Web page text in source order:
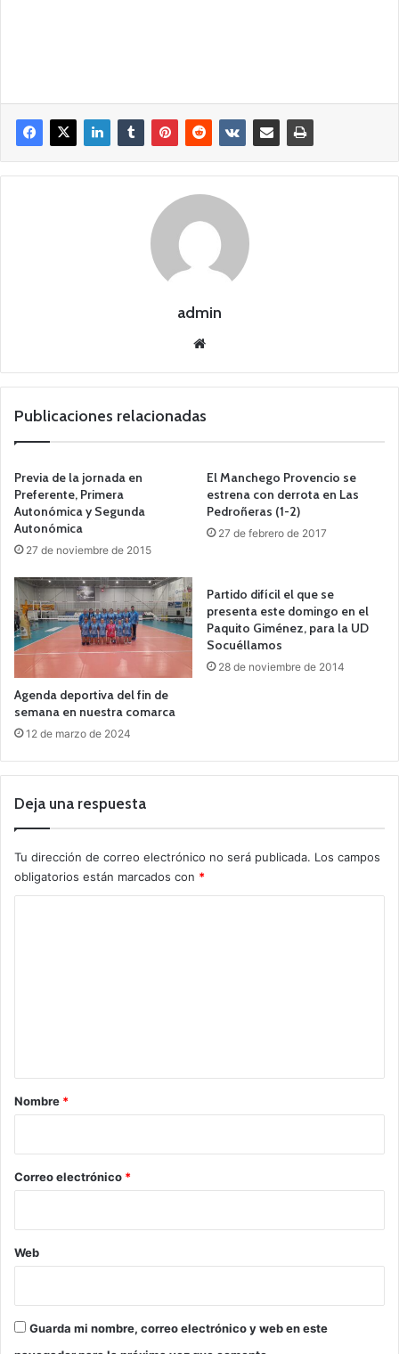
admin
we
Publicaciones relacionadas
Previa de la jornada en
Preferente, Primera
Autonómica y Segunda
Autonómica
27 de noviembre de 2015
El Manchego Provencio se
estrena con derrota en Las
Pedroñeras (1-2)
27 de febrero de 2017
Agenda deportiva del fin de
semana en nuestra comarca
12 de marzo de 2024
Partido difícil el que se
presenta este domingo en el
Paquito Giménez, para la UD
Socuéllamos
28 de noviembre de 2014
Deja una respuesta
Tu dirección de correo electrónico no será publicada. Los campos
obligatorios están marcados con *
r
*
Nombre *
Correo electrónico *
Web
Guarda mi nombre, correo electrónico y web en este